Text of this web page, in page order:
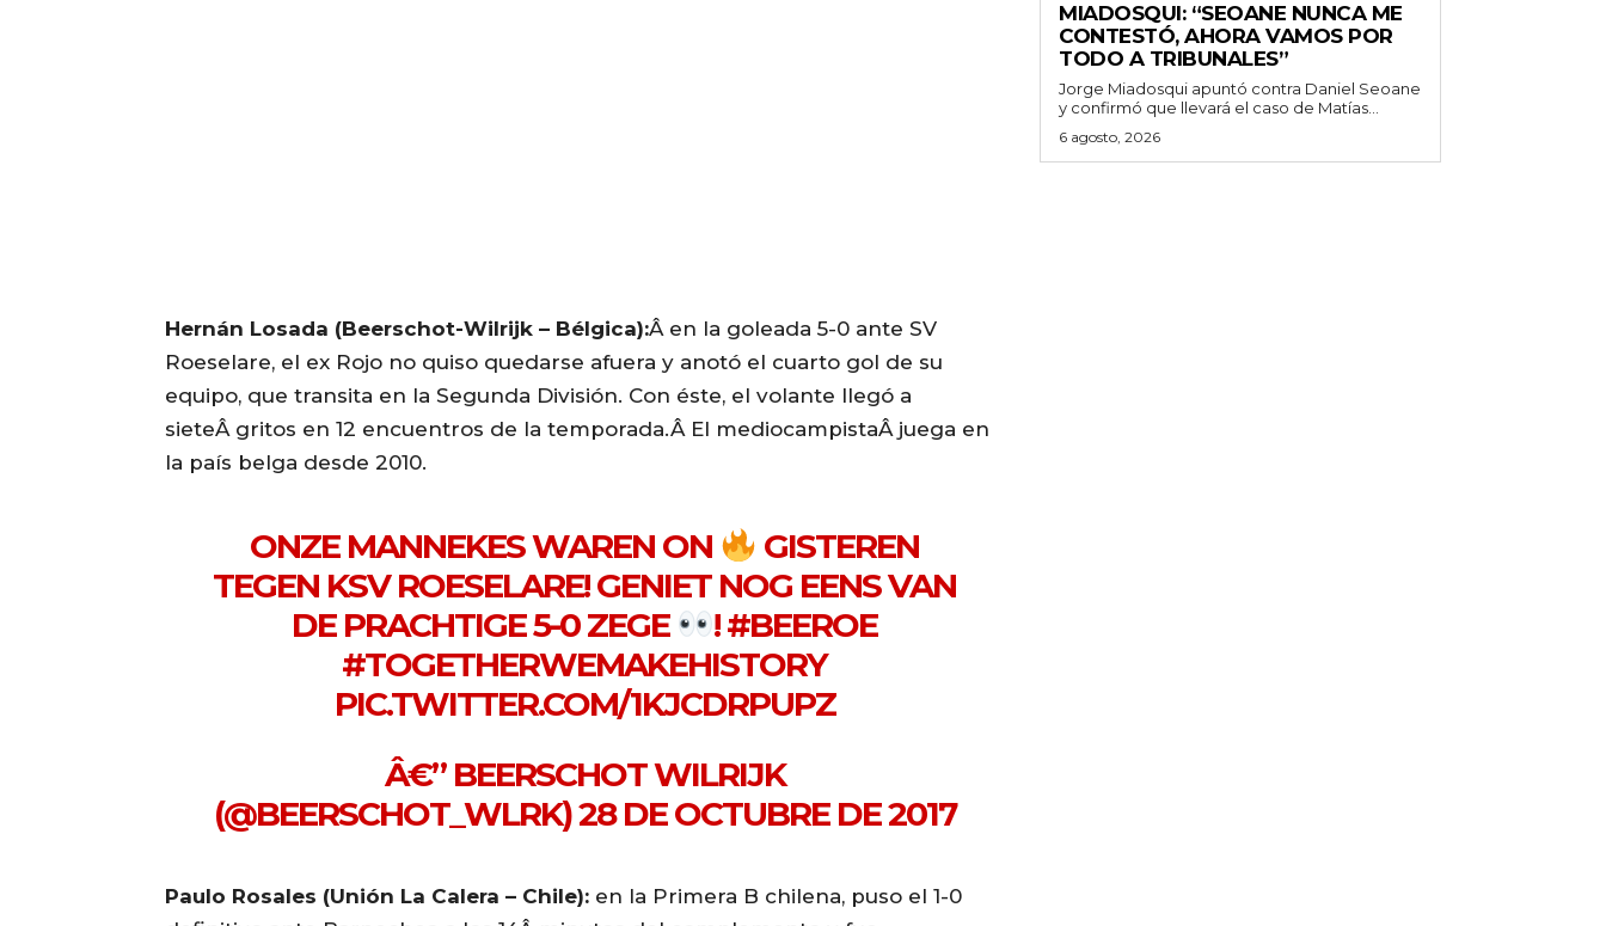
Hernán Losada (Beerschot-Wilrijk – Bélgica):Â en la goleada 5-0 ante SV
Roeselare, el ex Rojo no quiso quedarse afuera y anotó el cuarto gol de su
equipo, que transita en la Segunda División. Con éste, el volante llegó a
sieteÂ gritos en 12 encuentros de la temporada.Â El mediocampistaÂ juega en
la país belga desde 2010.
ONZE MANNEKES WAREN ON
GISTEREN
TEGEN KSV ROESELARE! GENIET NOG EENS VAN
DE PRACHTIGE 5-0 ZEGE
!#BEEROE
#TOGETHERWEMAKEHISTORY
PIC.TWITTER.COM/1KJCDRPUPZ
Â€” BEERSCHOT WILRIJK
(@BEERSCHOT_WLRK)28 DE OCTUBRE DE 2017
Paulo Rosales (Unión La Calera – Chile): en la Primera B chilena, puso el 1-0
MIADOSQUI: “SEOANE NUNCA ME
CONTESTÓ, AHORA VAMOS POR
TODO A TRIBUNALES”
Jorge Miadosqui apuntó contra Daniel Seoane
y confirmó que llevará el caso de Matías...
6 agosto, 2026